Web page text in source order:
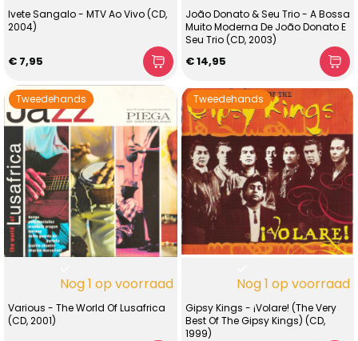
Ivete Sangalo - MTV Ao Vivo (CD,
2004)
€ 7,95
João Donato & Seu Trio - A Bossa
Muito Moderna De João Donato E
Seu Trio (CD, 2003)
€ 14,95
Tweedehands
Nog 1 op voorraad
Various - The World Of Lusafrica
(CD, 2001)
Tweedehands
Nog 1 op voorraad
Gipsy Kings - ¡Volare! (The Very
Best Of The Gipsy Kings) (CD,
1999)